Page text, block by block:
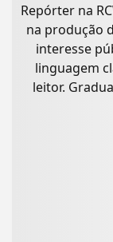
Repórter na
na produção
interesse
linguagem
leitor.